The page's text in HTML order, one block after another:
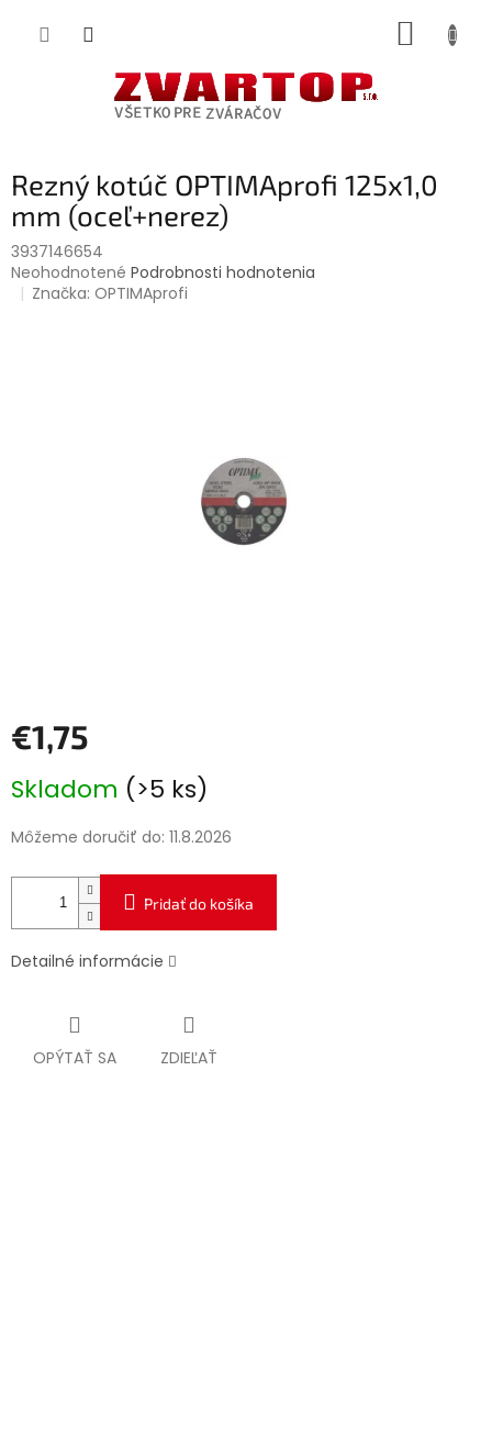
Rezný kotúč OPTIMAprofi 125x1,0
mm (oceľ+nerez)
3937146654
Priemerné
hodnotenie
Neohodnotené Podrobnosti hodnotenia
Značka:OPTIMAprofi
€1,75
cena:
Skladom (>5 ks)
Môžeme doručiť do: 11.8.2026
Pridať do košíka
Detailné informácie
OPÝTAŤ SA ZDIEĽAŤ